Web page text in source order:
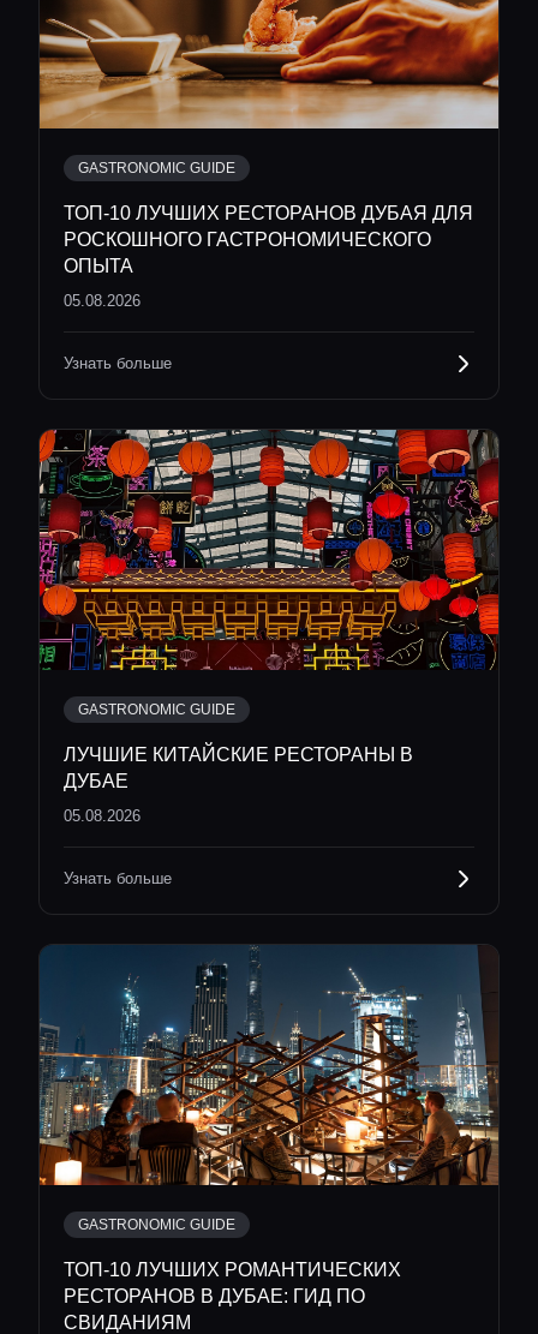
Консьерж сервис
Lifestyle журнал
GASTRONOMIC GUIDE
ТОП-10 ЛУЧШИХ РЕСТОРАНОВ ДУБАЯ ДЛЯ
РОСКОШНОГО ГАСТРОНОМИЧЕСКОГО
ОПЫТА
05.08.2026
Узнать больше
GASTRONOMIC GUIDE
ЛУЧШИЕ КИТАЙСКИЕ РЕСТОРАНЫ В
ДУБАЕ
05.08.2026
Узнать больше
GASTRONOMIC GUIDE
ТОП-10 ЛУЧШИХ РОМАНТИЧЕСКИХ
РЕСТОРАНОВ В ДУБАЕ: ГИД ПО
СВИДАНИЯМ